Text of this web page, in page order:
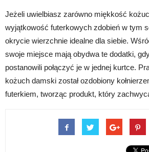
Jeżeli uwielbiasz zarówno miękkość
wyjątkowość futerkowych zdobień w tym
okrycie wierzchnie idealne dla siebie.
swoje miejsce mają obydwa te dodatki,
postanowili połączyć je w jednej kurtce.
kożuch damski został ozdobiony
futerkiem, tworząc produkt, który